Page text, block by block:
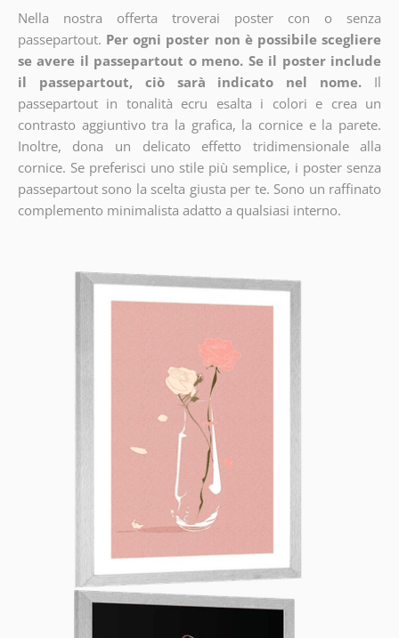
Nella nostra offerta troverai poster con o senza
passepartout. Per ogni poster non è possibile scegliere
se avere il passepartout o meno. Se il poster include
il passepartout, ciò sarà indicato nel nome.
Il
passepartout in tonalità ecru esalta i colori e crea un
contrasto aggiuntivo tra la grafica, la cornice e la parete.
Inoltre, dona un delicato effetto tridimensionale alla
cornice. Se preferisci uno stile più semplice, i poster senza
passepartout sono la scelta giusta per te. Sono un raffinato
complemento minimalista adatto a qualsiasi interno.